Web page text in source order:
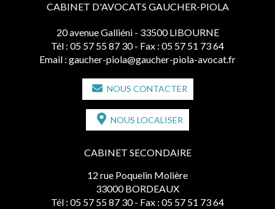
CABINET D'AVOCATS GAUCHER-PIOLA
20 avenue Galliéni - 33500 LIBOURNE
Tél : 05 57 55 87 30 - Fax : 05 57 51 73 64
Email : gaucher-piola@gaucher-piola-avocat.fr
NOUS CONTACTER
NOUS LOCALISER
CABINET SECONDAIRE
12 rue Poquelin Molière
33000 BORDEAUX
Tél : 05 57 55 87 30 - Fax : 05 57 51 73 64